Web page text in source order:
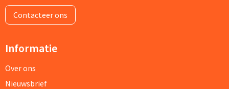
Contacteer ons
Informatie
Over ons
Nieuwsbrief